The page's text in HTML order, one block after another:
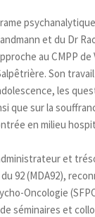
et du Dr
au CMPP de
Son
les
que sur la
en milieu
et
92 (MDA92),
Oncologie
séminaires et